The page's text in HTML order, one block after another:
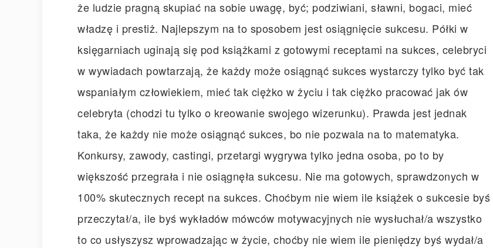
że ludzie pragną skupiać na sobie uwagę, być; podziwiani, sławni, bogaci, mieć
władzę i prestiż. Najlepszym na to sposobem jest osiągnięcie sukcesu. Półki w
księgarniach uginają się pod książkami z gotowymi receptami na sukces, celebryci
w wywiadach powtarzają, że każdy może osiągnąć sukces wystarczy tylko być tak
wspaniałym człowiekiem, mieć tak ciężko w życiu i tak ciężko pracować jak ów
celebryta (chodzi tu tylko o kreowanie swojego wizerunku). Prawda jest jednak
taka, że każdy nie może osiągnąć sukces, bo nie pozwala na to matematyka.
Konkursy, zawody, castingi, przetargi wygrywa tylko jedna osoba, po to by
większość przegrała i nie osiągnęła sukcesu. Nie ma gotowych, sprawdzonych w
100% skutecznych recept na sukces. Choćbym nie wiem ile książek o sukcesie byś
przeczytał/a, ile byś wykładów mówców motywacyjnych nie wysłuchał/a wszystko
to co usłyszysz wprowadzając w życie, choćby nie wiem ile pieniędzy byś wydał/a